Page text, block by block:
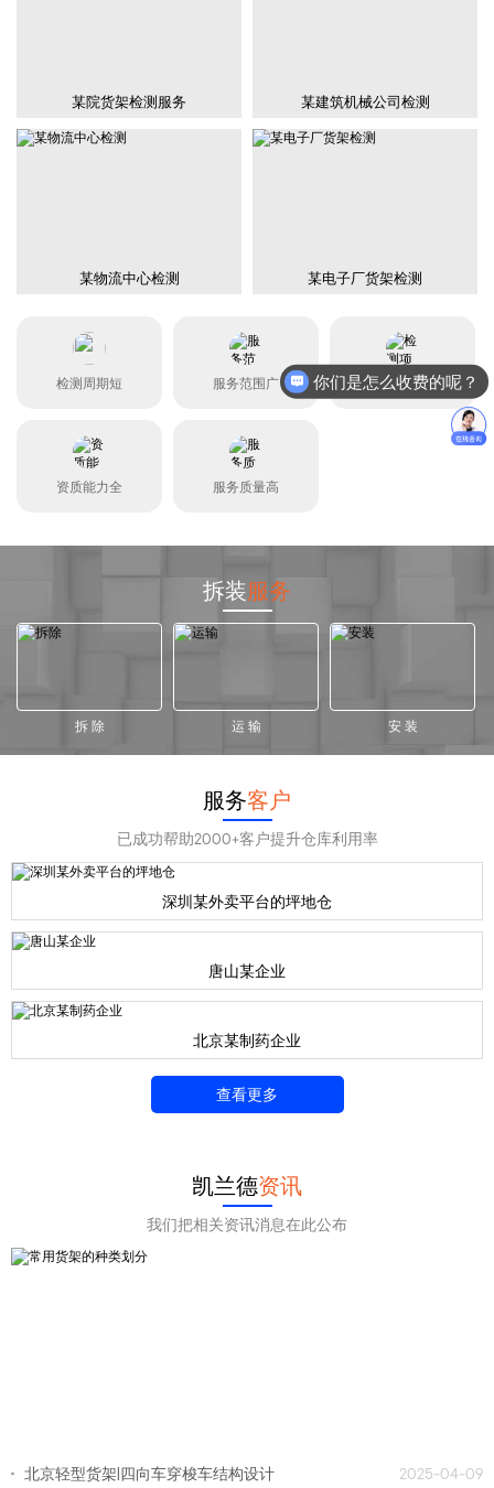
某院货架检测服务 某建筑机械公司检测
某物流中心检测 某电子厂货架检测
检测周期短 服务范围广 检测项目全
资质能力全 服务质量高
拆装服务
拆 除 运 输 安 装
服务客户
已成功帮助2000+客户提升仓库利用率
深圳某外卖平台的坪地仓
唐山某企业
北京某制药企业
查看更多
凯兰德资讯
我们把相关资讯消息在此公布
北京轻型货架|四向车穿梭车结构设计
2025-04-09
你们是怎么收费的呢？